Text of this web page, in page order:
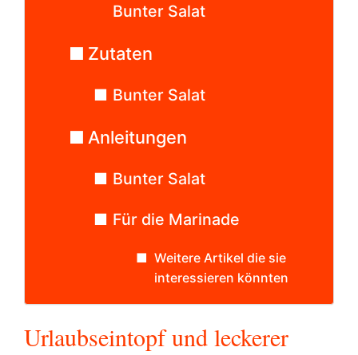
Bunter Salat
Zutaten
Bunter Salat
Anleitungen
Bunter Salat
Für die Marinade
Weitere Artikel die sie
interessieren könnten
Urlaubseintopf und leckerer